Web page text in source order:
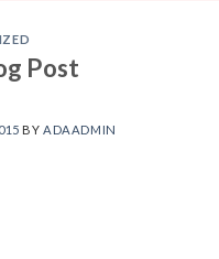
Post
BY ADAADMIN